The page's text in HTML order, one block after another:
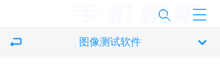
图像测试软件